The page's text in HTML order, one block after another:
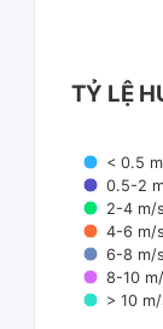
TỶ LỆ
< 0.5
0.5-2
2-4 m/s
4-6 m/s
6-8 m/s
8-10
> 10